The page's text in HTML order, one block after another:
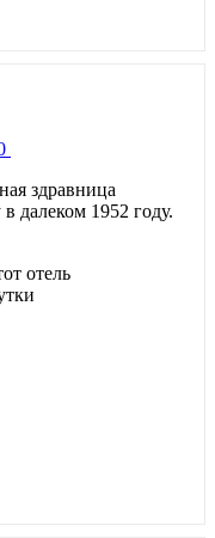
здравница
далеком 1952 году.
отель